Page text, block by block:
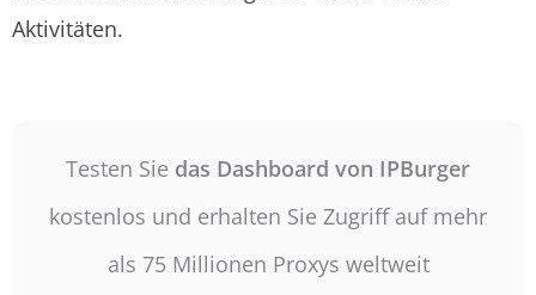
Aktivitäten.
Testen Sie das Dashboard von IPBurger
kostenlos und erhalten Sie Zugriff auf mehr
als 75 Millionen Proxys weltweit